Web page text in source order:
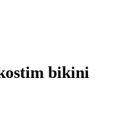
bikini